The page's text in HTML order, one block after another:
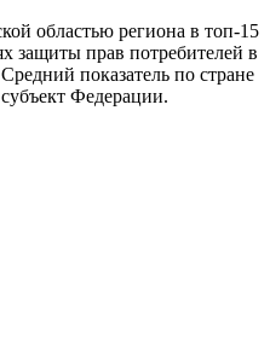
областью региона в топ-15
защиты прав потребителей в
показатель по стране
Федерации.